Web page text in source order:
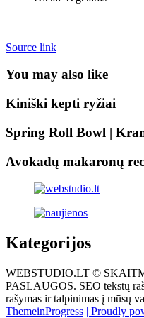
Source link
You may also like
Kiniški kepti ryžiai
Spring Roll Bowl |
Avokadų makaronų
Kategorijos
WEBSTUDIO.LT ©
PASLAUGOS. SEO tekstų
rašymas ir talpinimas į mūsų
ThemeinProgress | Proudly